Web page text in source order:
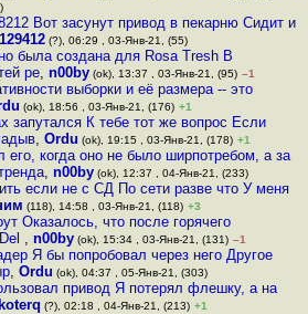
Вот засунут привод в пекарню Сидит и
(?), 06:29 , 03-Янв-21, (55)
была создана для Rosa Tresh В
ре, n00by(ok), 13:37 , 03-Янв-21, (95) –1
выборки и её размера -- это
(ok), 18:56 , 03-Янв-21, (176) +1
запутался К тебе тот же вопрос Если
, Ordu (ok), 19:15 , 03-Янв-21, (178) +1
его, когда оно не было ширпотребом, а за
,n00by (ok), 12:37 , 04-Янв-21, (233)
если не с СД По сети разве что У меня
(118), 14:58 , 03-Янв-21, (118) +3
Оказалось, что после горячего
, n00by(ok), 15:34 , 03-Янв-21, (131) –1
Я бы попробовал через него Другое
, Ordu (ok), 04:37 , 05-Янв-21, (303)
привод Я потерял флешку, а на
koterq (?), 02:18 , 04-Янв-21, (213) +1